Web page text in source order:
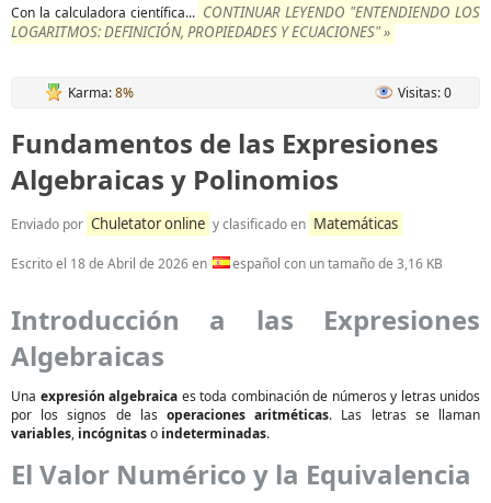
Con la calculadora científica... CONTINUAR LEYENDO "ENTENDIENDO LOS
LOGARITMOS: DEFINICIÓN, PROPIEDADES Y ECUACIONES" »
Karma:8% Visitas: 0
Fundamentos de las Expresiones
Algebraicas y Polinomios
Enviado por Chuletator online y clasificado en Matemáticas
Escrito el 18 de Abril de 2026en español con un tamaño de 3,16 KB
Introducción a las Expresiones
Algebraicas
Una expresión algebraica es toda combinación de números y letras unidos
por los signos de las operaciones aritméticas. Las letras se llaman
variables, incógnitaso indeterminadas.
El Valor Numérico y la Equivalencia